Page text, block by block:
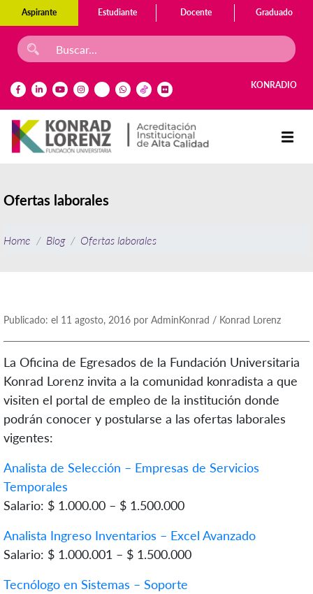
Aspirante Estudiante Docente Graduado
KONRADIO
Ofertas laborales
Home Blog Ofertas laborales
Publicado: el 11 agosto, 2016 por AdminKonrad / Konrad Lorenz
La Oficina de Egresados de la Fundación Universitaria
Konrad Lorenz invita a la comunidad konradista a que
visiten el portal de empleo de la institución donde
podrán conocer y postularse a las ofertas laborales
vigentes:
Analista de Selección – Empresas de Servicios
Temporales
Salario: $ 1.000.00 – $ 1.500.000
Analista Ingreso Inventarios – Excel Avanzado
Salario: $ 1.000.001 – $ 1.500.000
Tecnólogo en Sistemas – Soporte